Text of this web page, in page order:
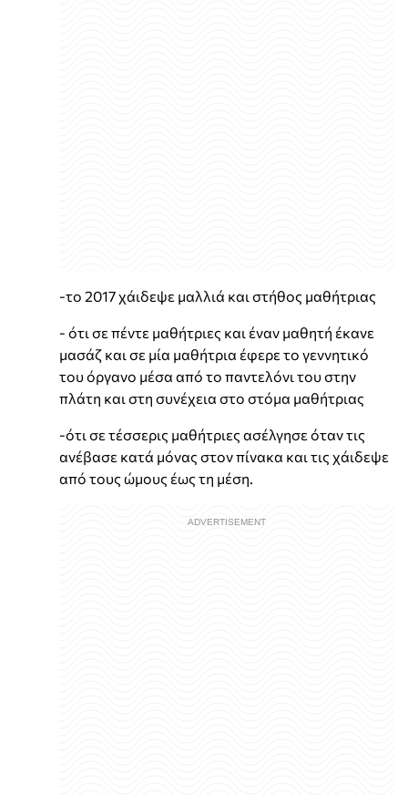
-το 2017 χάιδεψε μαλλιά και στήθος μαθήτριας
- ότι σε πέντε μαθήτριες και έναν μαθητή έκανε
μασάζ και σε μία μαθήτρια έφερε το γεννητικό
του όργανο μέσα από το παντελόνι του στην
πλάτη και στη συνέχεια στο στόμα μαθήτριας
-ότι σε τέσσερις μαθήτριες ασέλγησε όταν τις
ανέβασε κατά μόνας στον πίνακα και τις χάιδεψε
από τους ώμους έως τη μέση.